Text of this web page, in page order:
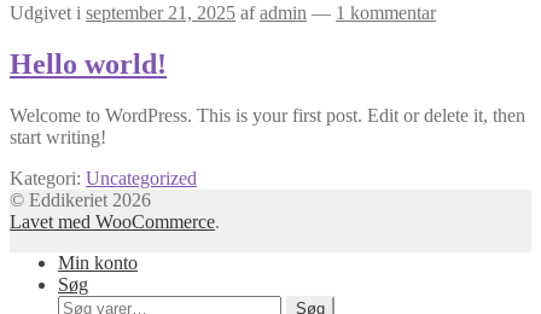
Udgivet i september 21, 2025 afadmin — 1 kommentar
Hello world!
Welcome to WordPress. This is your first post. Edit or delete it, then
start writing!
Kategori: Uncategorized
© Eddikeriet 2026
Lavet med WooCommerce.
Min konto
Søg
Søg
Søg